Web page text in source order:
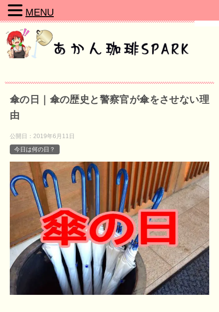
傘の日｜傘の歴史と警察官が傘をさせない理
由
公開日： 2019年6月11日
今日は何の日？
MENU